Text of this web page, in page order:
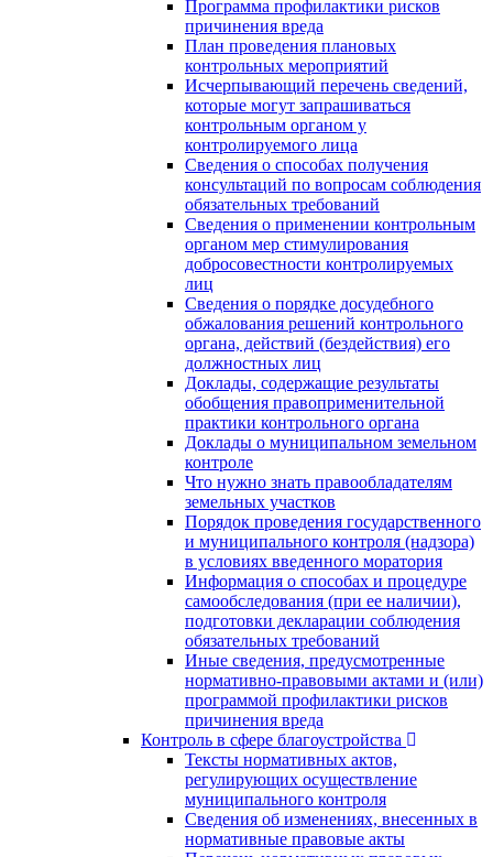
Программа профилактики рисков
причинения вреда
План проведения плановых
контрольных мероприятий
Исчерпывающий перечень сведений,
которые могут запрашиваться
контрольным органом у
контролируемого лица
Сведения о способах получения
консультаций по вопросам соблюдения
обязательных требований
Сведения о применении контрольным
органом мер стимулирования
добросовестности контролируемых
лиц
Сведения о порядке досудебного
обжалования решений контрольного
органа, действий (бездействия) его
должностных лиц
Доклады, содержащие результаты
обобщения правоприменительной
практики контрольного органа
Доклады о муниципальном земельном
контроле
Что нужно знать правообладателям
земельных участков
Порядок проведения государственного
и муниципального контроля (надзора)
в условиях введенного моратория
Информация о способах и процедуре
самообследования (при ее наличии),
подготовки декларации соблюдения
обязательных требований
Иные сведения, предусмотренные
нормативно-правовыми актами и (или)
программой профилактики рисков
причинения вреда
Контроль в сфере благоустройства
Тексты нормативных актов,
регулирующих осуществление
муниципального контроля
Сведения об изменениях, внесенных в
нормативные правовые акты